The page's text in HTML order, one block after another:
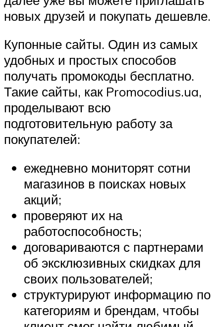
новых друзей и покупать дешевле.
Купонные сайты. Один из самых
удобных и простых способов
получать промокоды бесплатно.
Такие сайты, как Promocodius.ua,
проделывают всю
подготовительную работу за
покупателей:
ежедневно мониторят сотни
магазинов в поисках новых
акций;
проверяют их на
работоспособность;
договариваются с партнерами
об эксклюзивных скидках для
своих пользователей;
структурируют информацию по
категориям и брендам, чтобы